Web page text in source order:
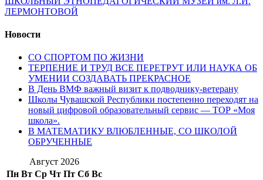
ЛЕРМОНТОВОЙ
Новости
СО СПОРТОМ ПО ЖИЗНИ
ТЕРПЕНИЕ И ТРУД ВСЕ ПЕРЕТРУТ ИЛИ НАУКА ОБ
УМЕНИИ СОЗДАВАТЬ ПРЕКРАСНОЕ
В День ВМФ важный визит к подводнику-ветерану
Школы Чувашской Республики постепенно переходят на
новый цифровой образовательный сервис — ТОР «Моя
школа».
В МАТЕМАТИКУ ВЛЮБЛЕННЫЕ, СО ШКОЛОЙ
ОБРУЧЕННЫЕ
Август 2026
Пн Вт Ср Чт Пт Сб Вс